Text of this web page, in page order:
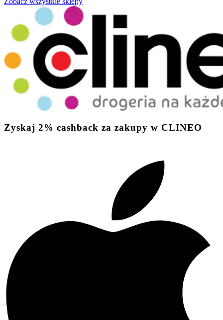
Zyskaj 2% cashback za zakupy w CLINEO